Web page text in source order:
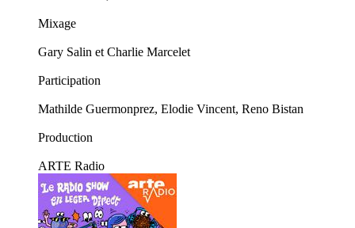
Mixage
Gary Salin et Charlie Marcelet
Participation
Mathilde Guermonprez, Elodie Vincent, Reno Bistan
Production
ARTE Radio